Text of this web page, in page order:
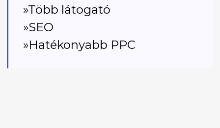
»Több látogató
»SEO
»Hatékonyabb PPC